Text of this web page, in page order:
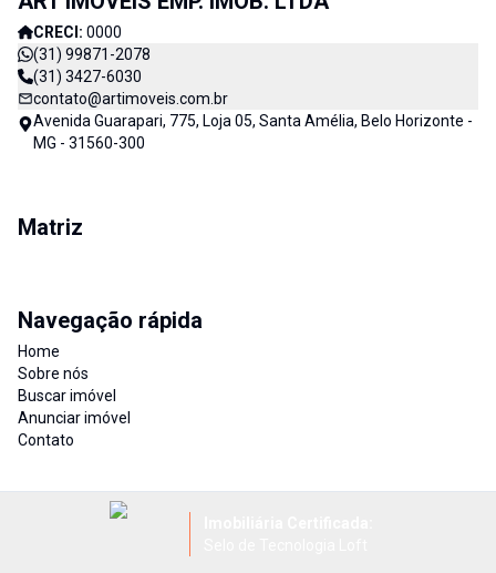
CRECI: 0000
(31) 99871-2078
(31) 3427-6030
contato@artimoveis.com.br
Avenida Guarapari, 775, Loja 05, Santa Amélia, Belo Horizonte -
MG - 31560-300
Matriz
Navegação rápida
Home
Sobre nós
Buscar imóvel
Anunciar imóvel
Contato